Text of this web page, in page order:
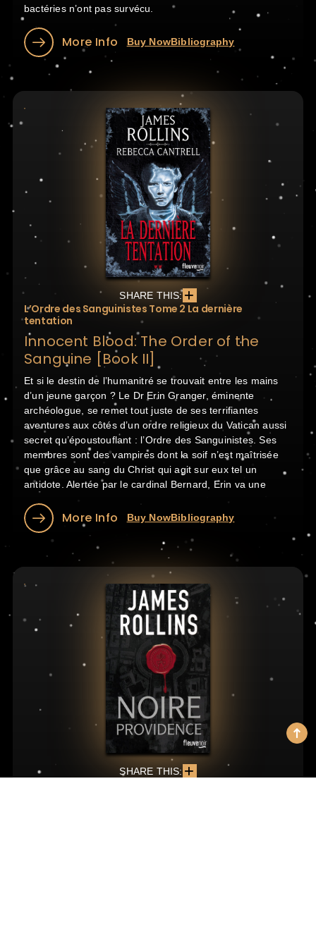
bactéries n’ont pas survécu.
More Info Buy NowBibliography
SHARE THIS:
L’Ordre des Sanguinistes Tome 2 La dernière
tentation
Innocent Blood: The Order of the
Sanguine [Book II]
Et si le destin de l’humanitré se trouvait entre les mains
d’un jeune garçon ? Le Dr Erin Granger, éminente
archéologue, se remet tout juste de ses terrifiantes
aventures aux côtés d’un ordre religieux du Vatican aussi
secret qu’époustouflant : l’Ordre des Sanguinistes. Ses
membres sont des vampires dont la soif n’est maîtrisée
que grâce au sang du Christ qui agit sur eux tel un
antidote. Alertée par le cardinal Bernard, Erin va une
More Info Buy NowBibliography
SHARE THIS: